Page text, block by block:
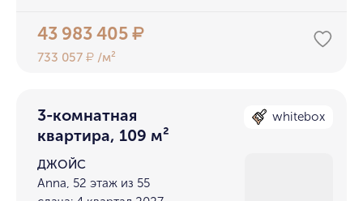
43 983 405₽
733 057₽ /м²
3-комнатная
квартира, 109 м²
whitebox
ДЖОЙС
Anna, 52 этаж из 55